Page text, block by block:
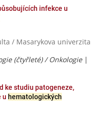
infekce u
/ Masarykova univerzita
(čtyřleté) / Onkologie|
ke studiu patogeneze,
u hematologických